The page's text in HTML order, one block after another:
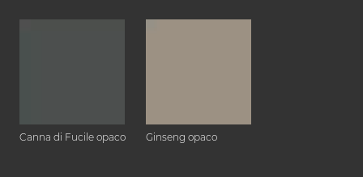
Canna di Fucile opaco Ginseng opaco